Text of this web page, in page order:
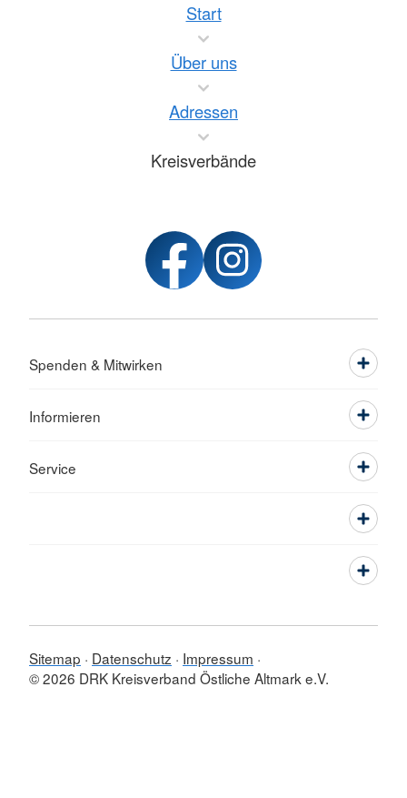
Start
Über uns
Adressen
Kreisverbände
Spenden & Mitwirken
Informieren
Service
Sitemap Datenschutz
Impressum
© 2026 DRK Kreisverband Östliche Altmark e.V.